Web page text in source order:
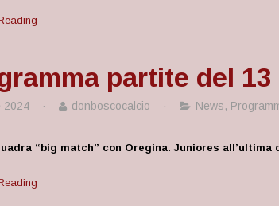
partite del 13
2024 · donboscocalcio · News,
“big match” con Oregina. Juniores